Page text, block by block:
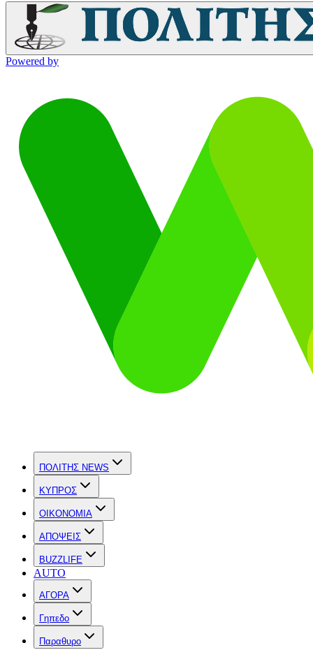
Powered by
ΠΟΛΙΤΗΣ NEWS
ΚΥΠΡΟΣ
OIKONOMIA
ΑΠΟΨΕΙΣ
BUZZLIFE
AUTO
ΑΓΟΡΑ
Γηπεδο
Παραθυρο